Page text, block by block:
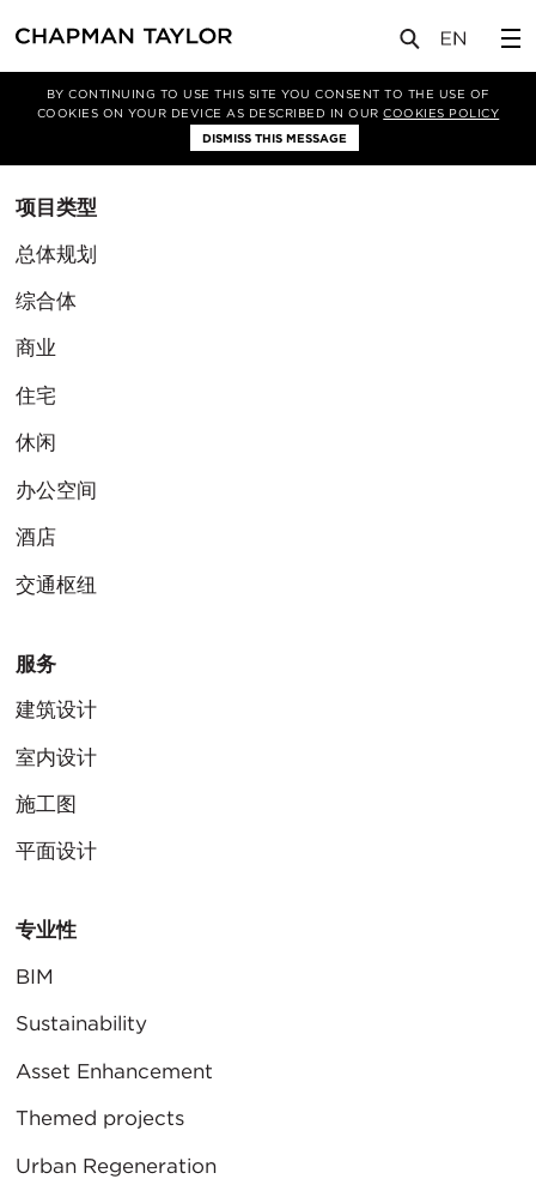
BY CONTINUING TO USE THIS SITE YOU CONSENT TO THE USE OF
COOKIES ON YOUR DEVICE AS DESCRIBED IN OURCOOKIES POLICY
DISMISS THIS MESSAGE
筛选条件
项目类型
总体规划
综合体
商业
住宅
休闲
办公空间
酒店
交通枢纽
服务
建筑设计
室内设计
施工图
平面设计
专业性
BIM
Sustainability
Asset Enhancement
Themed projects
Urban Regeneration